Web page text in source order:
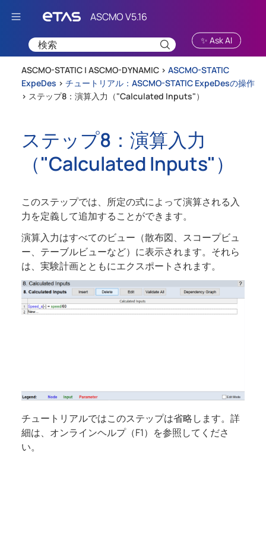
Skip To Main Content
✨ Ask AI
ASCMO-STATIC | ASCMO-DYNAMIC > ASCMO-STATIC
ExpeDes > チュートリアル：ASCMO-STATIC ExpeDesの操作
> ステップ8：演算入力（"Calculated Inputs"）
ステップ8：演算入力
（"Calculated Inputs"）
このステップでは、所定の式によって演算される入
力を定義して追加することができます。
演算入力はすべてのビュー（散布図、スコープビュ
ー、テーブルビューなど）に表示されます。それら
は、実験計画とともにエクスポートされます。
チュートリアルではこのステップは省略します。詳
細は、オンラインヘルプ（F1）を参照してくださ
い。